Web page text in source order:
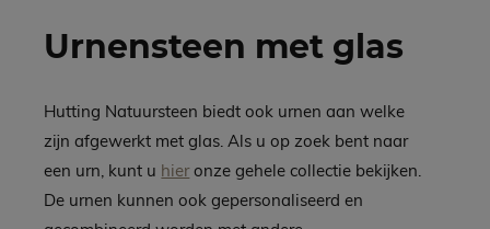
Urnensteen met glas
Hutting Natuursteen biedt ook urnen aan welke
zijn afgewerkt met glas. Als u op zoek bent naar
een urn, kunt u hieronze gehele collectie bekijken.
De urnen kunnen ook gepersonaliseerd en